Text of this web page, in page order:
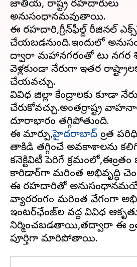
జాతీయ, రాష్ట్ర రహదారులు
అనుసంధానమవుతాయి.
ఈ రహదారి,గ్రీన్‌ఫీల్డ్‌ రీజినల్‌
చేయబడనుంది.ఇందులో
ద్వారా మహానగరంతో పాటు నగర
వెళ్లకుండా నేరుగా ఇతర
చేయవచ్చు.
వివిధ జిల్లా కేంద్రాలకు కూడా
చేరుకోవచ్చు.అంతర్రాష్ట్ర
దూరాభారం తగ్గిపోతుంది.
ఈ మార్పు,హైదరాబాద్‌ ప్రాంత
తాకిడి తగ్గించే అవకాశాలను
కనెక్టివిటీ పెరిగే
కారిడార్‌గా మరింత అభివృద్ధి
ఈ రహదారితో
వ్యాపారరంగం మరింత వేగంగా
ఇంటర్‌ఛేంజ్‌ల వద్ద వివిధ
నిర్మించబడతాయి,తద్వారా ఈ